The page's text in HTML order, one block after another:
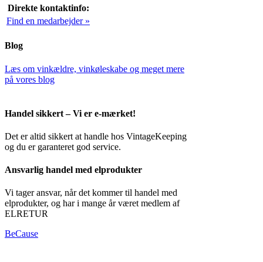
Direkte kontaktinfo:
Find en medarbejder »
Blog
Læs om vinkældre, vinkøleskabe og meget mere
på vores blog
Handel sikkert – Vi er e-mærket!
Det er altid sikkert at handle hos VintageKeeping
og du er garanteret god service.
Ansvarlig handel med elprodukter
Vi tager ansvar, når det kommer til handel med
elprodukter, og har i mange år været medlem af
ELRETUR
BeCause